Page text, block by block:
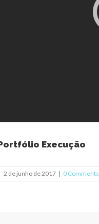
Execução
2 de junho de 2017 | 0 Comments